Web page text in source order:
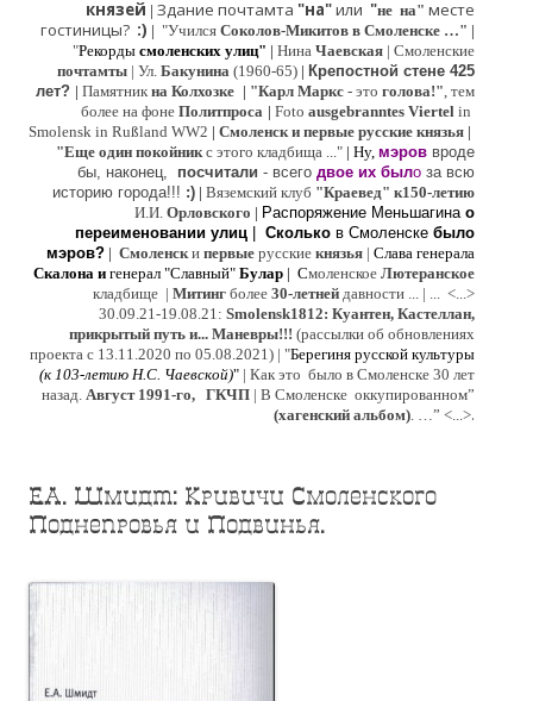
князей | Здание почтамта "на"или "не на" месте
гостиницы? :) | "Учился Соколов-Микитов в Смоленске …" |
"Рекорды смоленских улиц" | Нина Чаевская | Смоленские
почтамты | Ул. Бакунина (1960-65) | Крепостной стене 425
лет? | Памятник на Колхозке | "Карл Маркс - это голова!", тем
более на фоне Политпроса | Foto ausgebranntes Viertel in
Smolensk in Rußland WW2 | Смоленск и первые русские князья |
"Еще один покойникс этого кладбища ..." | Ну, мэров вроде
бы, наконец, посчитали - всего двое их было за всю
историю города!!! :) | Вяземский клуб "Краевед" к150-летию
И.И. Орловского | Распоряжение Меньшагина о
переименовании улиц
Сколько в Смоленске было
мэров? | Смоленски первые русские князья | Слава генерала
Скалона и генерал "Славный" Булар | Смоленское Лютерaнское
кладбище | Митинг более 30-летней давности ... | ... <...>
30.09.21-19.08.21: Smolensk1812: Куантен, Кастеллан,
прикрытый путь и... Маневры!!! (рассылки об обновлениях
проекта с 13.11.2020 по 05.08.2021) | "Берегиня русской культуры
(к 103-летию Н.С. Чаевской)" | Как это было в Смоленске 30 лет
назад. Август 1991-го, ГКЧП | В Смоленске оккупированном”
(хагенский альбом). …” <...>.
Е.А. Шмидт: Кривичи Смоленского
Поднепровья и Подвинья.